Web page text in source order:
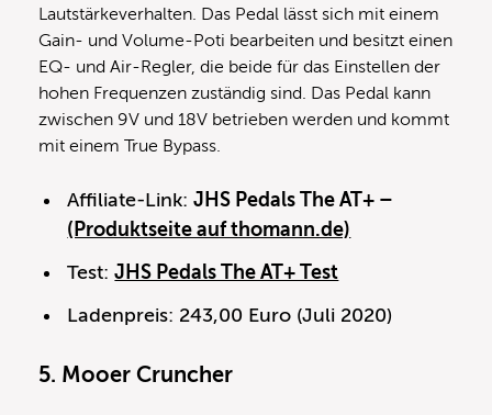
Lautstärkeverhalten. Das Pedal lässt sich mit einem
Gain- und Volume-Poti bearbeiten und besitzt einen
EQ- und Air-Regler, die beide für das Einstellen der
hohen Frequenzen zuständig sind. Das Pedal kann
zwischen 9V und 18V betrieben werden und kommt
mit einem True Bypass.
Affiliate-Link:JHS Pedals The AT+ –
(Produktseite auf thomann.de)
Test:JHS Pedals The AT+ Test
Ladenpreis: 243,00 Euro (Juli 2020)
5. Mooer Cruncher